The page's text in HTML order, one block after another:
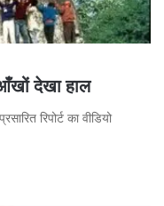
देखा हाल
रिपोर्ट का वीडियो